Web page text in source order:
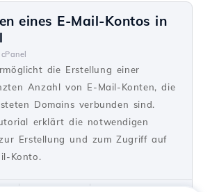
eines E-Mail-Kontos in
cPanel
die Erstellung einer
Anzahl von E-Mail-Konten, die
Domains verbunden sind.
erklärt die notwendigen
Erstellung und zum Zugriff auf
Konto.
A. Ansichten 5934